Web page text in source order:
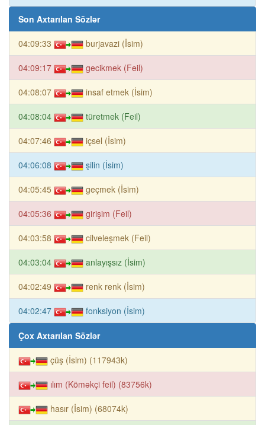
Son Axtarılan Sözlər
04:09:33 burjavazi (İsim)
04:09:17 gecikmek (Feil)
04:08:07 insaf etmek (İsim)
04:08:04 türetmek (Feil)
04:07:46 içsel (İsim)
04:06:08 şilin (İsim)
04:05:45 geçmek (İsim)
04:05:36 girişim (Feil)
04:03:58 cilveleşmek (Feil)
04:03:04 anlayışsız (İsim)
04:02:49 renk renk (İsim)
04:02:47 fonksiyon (İsim)
Çox Axtarılan Sözlər
çüş (İsim) (117943k)
ılım (Köməkçi feil) (83756k)
hasır (İsim) (68074k)